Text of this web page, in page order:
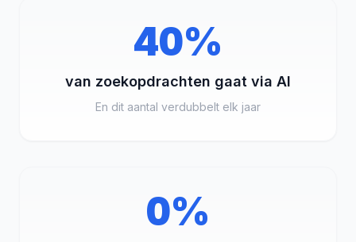
40%
van zoekopdrachten gaat via AI
En dit aantal verdubbelt elk jaar
0%